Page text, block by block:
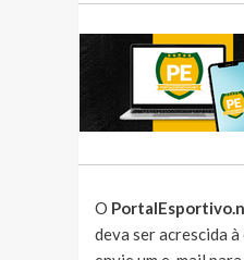
O
deva ser acrescida